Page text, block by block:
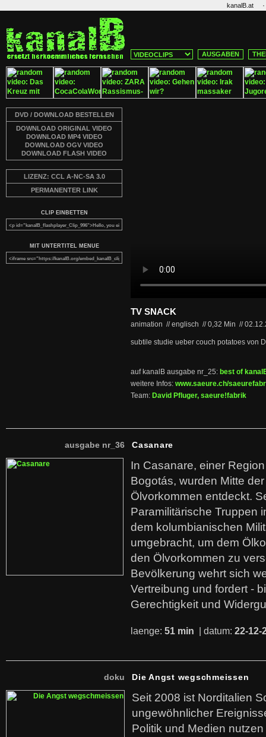
kanalB.at ·
AUSGABEN
DVD / DOWNLOAD BESTELLEN
DOWNLOAD ORIGINAL VIDEO
DOWNLOAD MP4 VIDEO
DOWNLOAD OGV VIDEO
DOWNLOAD FLASH VIDEO
LIZENZ: CCL A-NC-SA 3.0
PERMANENTER LINK
CLIP EINBETTEN
MIT UNTERTITEL MENUE
TV SNACK
animation // englisch //0,32 Min //
subtile studie ueber couch potatoes von
auf kanalB ausgabe nr_25: best of
weitere Infos: www.saeure.ch/
Team: David Pfluger, saeure!fabrik
ausgabe nr_36 Casanare
In Casanare, einer
Bogotás, wurden Mitte
Ölvorkommen entdeckt.
Paramilitärische Truppen
dem kolumbianischen
umgebracht, um dem
den Ölvorkommen zu
Bevölkerung wehrt sich
Vertreibung und fordert -
Gerechtigkeit und
laenge: 51 min | datum: 22-12-
doku Die Angst wegschmeissen
Seit 2008 ist Norditalien
ungewöhnlicher
Politik und Medien